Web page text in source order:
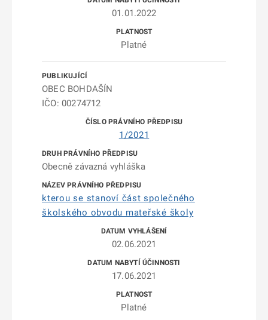
01.01.2022
Platné
OBEC BOHDAŠÍN
IČO: 00274712
1/2021
Obecně závazná vyhláška
kterou se stanoví část společného
školského obvodu mateřské školy
02.06.2021
17.06.2021
Platné